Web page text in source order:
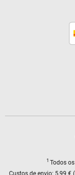
1 Todos
Custos de envio: 5,99 €